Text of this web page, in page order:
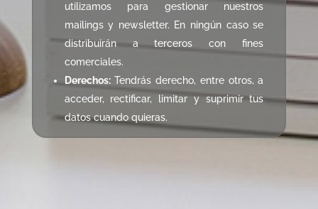
utilizamos para gestionar nuestros
mailings y newsletter. En ningún caso se
distribuirán a terceros con fines
comerciales.
Derechos: Tendrás derecho, entre otros, a
acceder, rectificar, limitar y suprimir tus
datos cuando quieras.